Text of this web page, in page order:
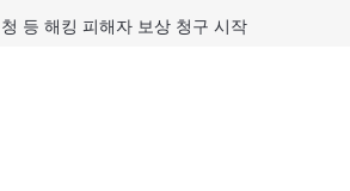
등 해킹 피해자 보상 청구 시작